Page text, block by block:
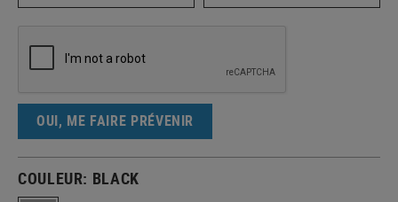
OUI, ME FAIRE PRÉVENIR
COULEUR: BLACK